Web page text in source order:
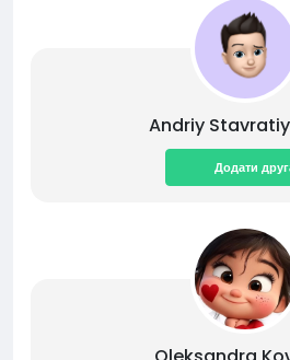
Andriy Stavratiy
Додати